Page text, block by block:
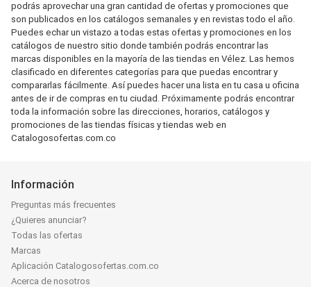
podrás aprovechar una gran cantidad de ofertas y promociones que
son publicados en los catálogos semanales y en revistas todo el año.
Puedes echar un vistazo a todas estas ofertas y promociones en los
catálogos de nuestro sitio donde también podrás encontrar las
marcas disponibles en la mayoría de las tiendas en Vélez. Las hemos
clasificado en diferentes categorías para que puedas encontrar y
compararlas fácilmente. Así puedes hacer una lista en tu casa u oficina
antes de ir de compras en tu ciudad. Próximamente podrás encontrar
toda la información sobre las direcciones, horarios, catálogos y
promociones de las tiendas físicas y tiendas web en
Catalogosofertas.com.co
Información
Preguntas más frecuentes
¿Quieres anunciar?
Todas las ofertas
Marcas
Aplicación Catalogosofertas.com.co
Acerca de nosotros